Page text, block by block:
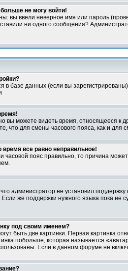
не могу войти!
вы ввели неверное имя или пароль
ни одного сообщения?
в базе данных (если вы
вы можете видеть время, относящееся к
что для смены часового пояса, как и
все равно неправильное!
часовой пояс правильно, то причина
что администратор не установил
Если же поддержки нужного языка пока
под своим именем?
быть две картинки. Первая картинка
побольше, которая называется
Если в данном форуме не